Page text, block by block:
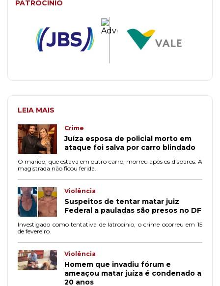
PATROCÍNIO
LEIA MAIS
Crime
Juíza esposa de policial morto em
ataque foi salva por carro blindado
O marido, que estava em outro carro, morreu após os disparos. A
magistrada não ficou ferida.
Violência
Suspeitos de tentar matar juiz
Federal a pauladas são presos no DF
Investigado como tentativa de latrocínio, o crime ocorreu em 15
de fevereiro.
Violência
Homem que invadiu fórum e
ameaçou matar juíza é condenado a
20 anos